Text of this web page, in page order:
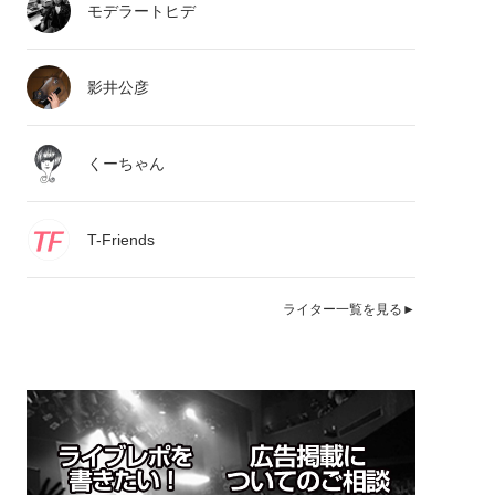
モデラートヒデ
影井公彦
くーちゃん
T-Friends
ライター一覧を見る►